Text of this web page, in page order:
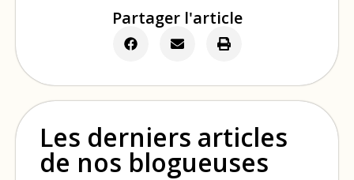
Partager l'article
Les derniers articles
de nos blogueuses